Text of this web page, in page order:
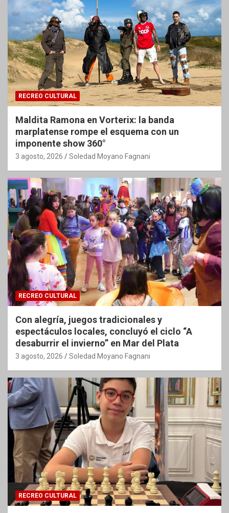
RECREO CULTURAL
Maldita Ramona en Vorterix: la banda
marplatense rompe el esquema con un
imponente show 360°
3 agosto, 2026 Soledad Moyano Fagnani
RECREO CULTURAL
Con alegría, juegos tradicionales y
espectáculos locales, concluyó el ciclo “A
desaburrir el invierno” en Mar del Plata
3 agosto, 2026 Soledad Moyano Fagnani
RECREO CULTURAL